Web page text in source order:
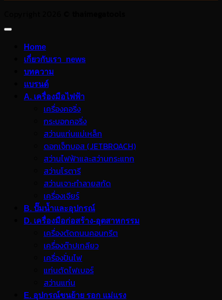
Home
เกี่ยวกับเรา_news
บทความ
แบรนด์
A. เครื่องมือไฟฟ้า
เครื่องคอริ่ง
กระบอกคอริ่ง
สว่านแท่นแม่เหล็ก
ดอกเจ็ทบอส (JETBROACH)
สว่านไฟฟ้าและสว่านกระแทก
สว่านโรตารี
สว่านเจาะทำลายสกัด
เครื่องเจียร์
B. ปั๊มน้ำและอุปกรณ์
D. เครื่องมือก่อสร้าง-อุตสาหกรรม
เครื่องตัดถนนคอนกรีต
เครื่องต๊าปเกลียว
เครื่องปั่นไฟ
แท่นตัดไฟเบอร์
สว่านแท่น
E. อุปกรณ์ขนย้าย รอก แม่แรง